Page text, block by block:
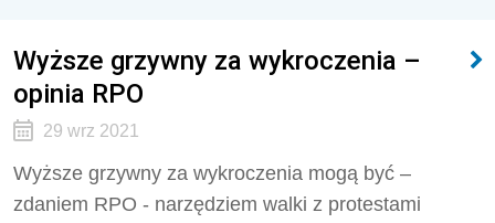
Wyższe grzywny za wykroczenia –
opinia RPO
29 wrz 2021
Wyższe grzywny za wykroczenia mogą być –
zdaniem RPO - narzędziem walki z protestami